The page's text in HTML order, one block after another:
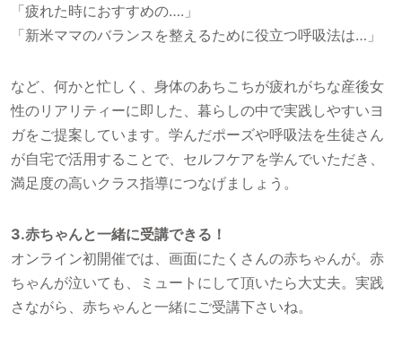
「疲れた時におすすめの….」
「新米ママのバランスを整えるために役立つ呼吸法は…」
など、何かと忙しく、身体のあちこちが疲れがちな産後女
性のリアリティーに即した、暮らしの中で実践しやすいヨ
ガをご提案しています。学んだポーズや呼吸法を生徒さん
が自宅で活用することで、セルフケアを学んでいただき、
満足度の高いクラス指導につなげましょう。
3.赤ちゃんと一緒に受講できる！
オンライン初開催では、画面にたくさんの赤ちゃんが。赤
ちゃんが泣いても、ミュートにして頂いたら大丈夫。実践
さながら、赤ちゃんと一緒にご受講下さいね。